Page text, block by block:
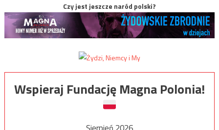
Czy jest jeszcze naród polski?
Wspieraj Fundację Magna Polonia!